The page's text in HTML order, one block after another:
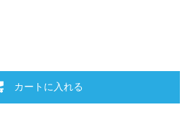
カートに入れる